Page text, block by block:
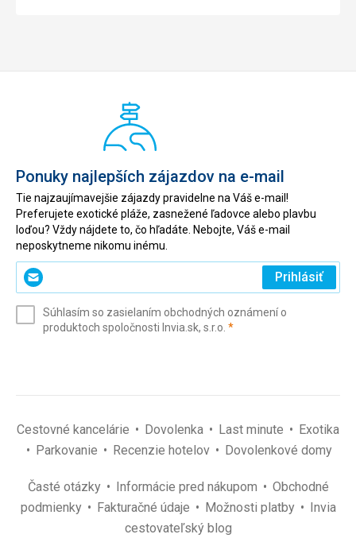
Ponuky najlepších zájazdov na e-mail
Tie najzaujímavejšie zájazdy pravidelne na Váš e-mail!
Preferujete exotické pláže, zasnežené ľadovce alebo plavbu
loďou? Vždy nájdete to, čo hľadáte. Nebojte, Váš e-mail
neposkytneme nikomu inému.
Zadajte
svoj
(povinné)
Prihlásiť
Súhlasím so zasielaním obchodných oznámení o
produktoch spoločnosti Invia.sk, s.r.o. *(povinné)
Cestovné kancelárie Dovolenka Last minute
Exotika
Parkovanie
Recenzie hotelov Dovolenkové domy
Časté otázky Informácie pred nákupom
Obchodné
podmienky
Fakturačné údaje Možnosti platby
Invia
cestovateľský blog